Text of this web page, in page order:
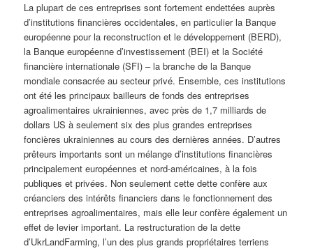
La plupart de ces entreprises sont fortement endettées auprès
d’institutions financières occidentales, en particulier la Banque
européenne pour la reconstruction et le développement (BERD),
la Banque européenne d’investissement (BEI) et la Société
financière internationale (SFI) – la branche de la Banque
mondiale consacrée au secteur privé. Ensemble, ces institutions
ont été les principaux bailleurs de fonds des entreprises
agroalimentaires ukrainiennes, avec près de 1,7 milliards de
dollars US à seulement six des plus grandes entreprises
foncières ukrainiennes au cours des dernières années. D’autres
prêteurs importants sont un mélange d’institutions financières
principalement européennes et nord-américaines, à la fois
publiques et privées. Non seulement cette dette confère aux
créanciers des intérêts financiers dans le fonctionnement des
entreprises agroalimentaires, mais elle leur confère également un
effet de levier important. La restructuration de la dette
d’UkrLandFarming, l’un des plus grands propriétaires terriens